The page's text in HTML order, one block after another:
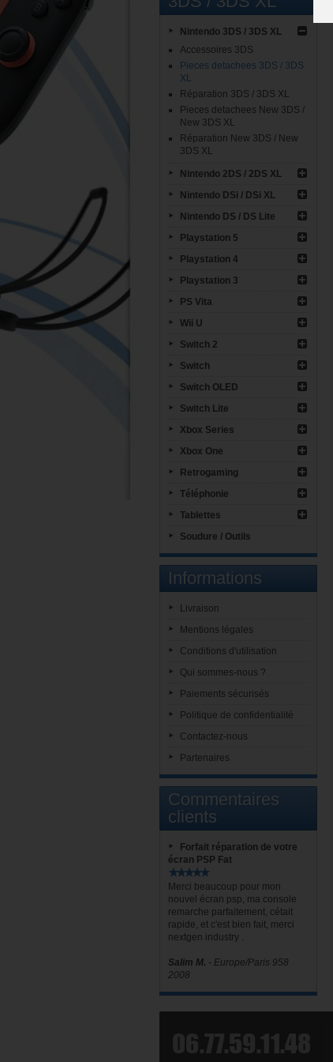
Nintendo 3DS / 3DS XL
Accessoires 3DS
Pieces detachees 3DS / 3DS
XL
Réparation 3DS / 3DS XL
Pieces detachees New 3DS /
New 3DS XL
Réparation New 3DS / New
3DS XL
Nintendo 2DS / 2DS XL
Nintendo DSi / DSi XL
Nintendo DS / DS Lite
Playstation 5
Playstation 4
Playstation 3
PS Vita
Wii U
Switch 2
Switch
Switch OLED
Switch Lite
Xbox Series
Xbox One
Retrogaming
Téléphonie
Tablettes
Soudure / Outils
Informations
Livraison
Mentions légales
Conditions d'utilisation
Qui sommes-nous ?
Paiements sécurisés
Politique de confidentialité
Contactez-nous
Partenaires
Commentaires
clients
Forfait réparation de votre
écran PSP Fat
Merci beaucoup pour mon
nouvel écran psp, ma console
remarche parfaitement, cétait
rapide, et c'est bien fait, merci
nextgen industry .
Salim M. - Europe/Paris 958
2008